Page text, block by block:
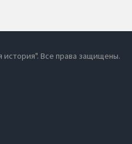
история". Все права защищены.